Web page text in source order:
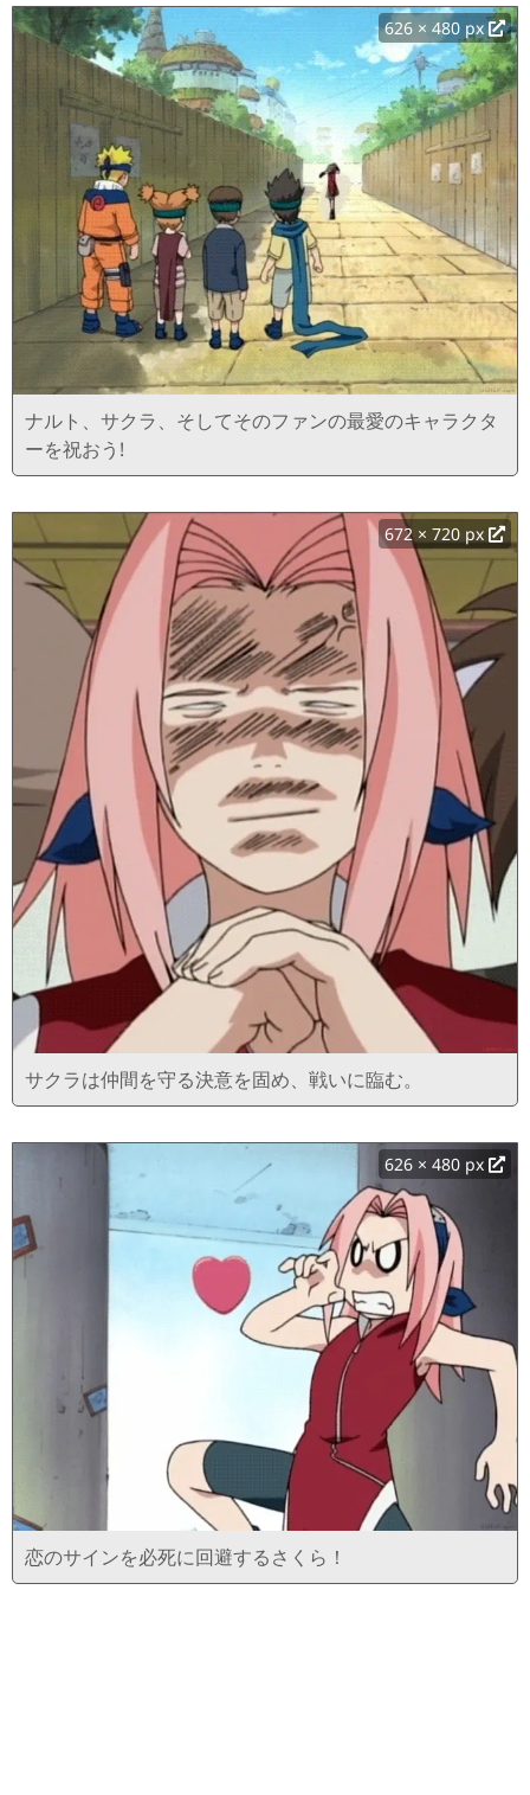
626 × 480 px
ナルト、サクラ、そしてそのファンの最愛のキャラクタ
ーを祝おう!
672 × 720 px
サクラは仲間を守る決意を固め、戦いに臨む。
626 × 480 px
恋のサインを必死に回避するさくら！